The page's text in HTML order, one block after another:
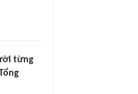
từng